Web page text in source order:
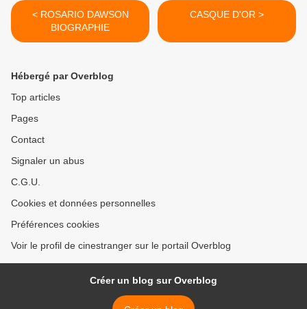
< ROSARIO DAWSON
BIOGRAPHIE
CASQUE D'OR >
Hébergé par Overblog
Top articles
Pages
Contact
Signaler un abus
C.G.U.
Cookies et données personnelles
Préférences cookies
Voir le profil de cinestranger sur le portail Overblog
Créer un blog sur Overblog